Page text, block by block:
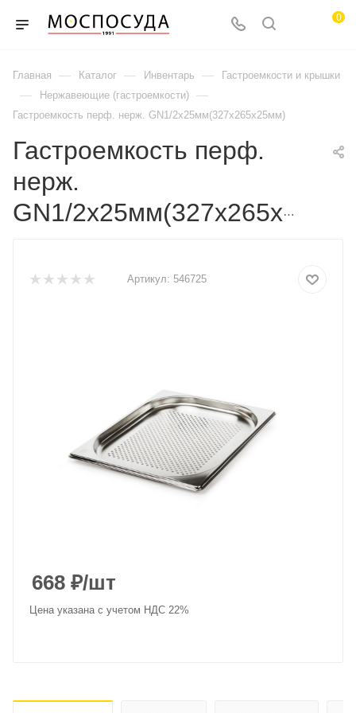
0
Главная — Каталог — Инвентарь — Гастроемкости и крышки
— Нержавеющие (гастроемкости) —
Гастроемкость перф. нерж. GN1/2х25мм(327х265х25мм)
Гастроемкость перф.
нерж.
GN1/2х25мм(327х265х25мм)
Артикул: 546725
668 ₽/шт
Цена указана с учетом НДС 22%